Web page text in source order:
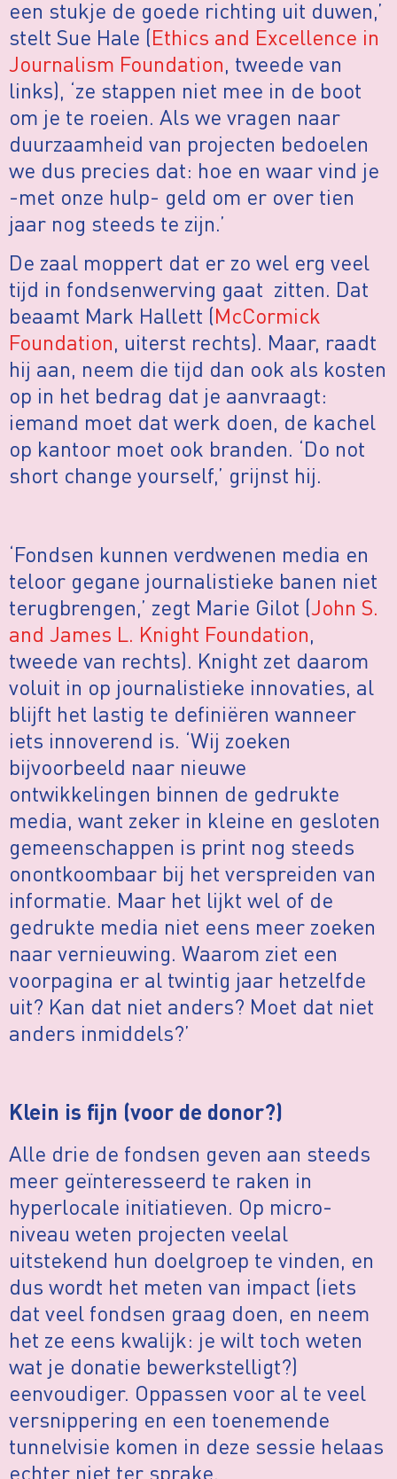
een stukje de goede richting uit duwen,’
stelt Sue Hale (Ethics and Excellence in
Journalism Foundation, tweede van
links), ‘ze stappen niet mee in de boot
om je te roeien. Als we vragen naar
duurzaamheid van projecten bedoelen
we dus precies dat: hoe en waar vind je
-met onze hulp- geld om er over tien
jaar nog steeds te zijn.’
De zaal moppert dat er zo wel erg veel
tijd in fondsenwerving gaat zitten. Dat
beaamt Mark Hallett (McCormick
Foundation, uiterst rechts). Maar, raadt
hij aan, neem die tijd dan ook als kosten
op in het bedrag dat je aanvraagt:
iemand moet dat werk doen, de kachel
op kantoor moet ook branden. ‘Do not
short change yourself,’ grijnst hij.
‘Fondsen kunnen verdwenen media en
teloor gegane journalistieke banen niet
terugbrengen,’ zegt Marie Gilot (John S.
and James L. Knight Foundation,
tweede van rechts). Knight zet daarom
voluit in op journalistieke innovaties, al
blijft het lastig te definiëren wanneer
iets innoverend is. ‘Wij zoeken
bijvoorbeeld naar nieuwe
ontwikkelingen binnen de gedrukte
media, want zeker in kleine en gesloten
gemeenschappen is print nog steeds
onontkoombaar bij het verspreiden van
informatie. Maar het lijkt wel of de
gedrukte media niet eens meer zoeken
naar vernieuwing. Waarom ziet een
voorpagina er al twintig jaar hetzelfde
uit? Kan dat niet anders? Moet dat niet
anders inmiddels?’
Klein is fijn (voor de donor?)
Alle drie de fondsen geven aan steeds
meer geïnteresseerd te raken in
hyperlocale initiatieven. Op micro-
niveau weten projecten veelal
uitstekend hun doelgroep te vinden, en
dus wordt het meten van impact (iets
dat veel fondsen graag doen, en neem
het ze eens kwalijk: je wilt toch weten
wat je donatie bewerkstelligt?)
eenvoudiger. Oppassen voor al te veel
versnippering en een toenemende
tunnelvisie komen in deze sessie helaas
echter niet ter sprake.